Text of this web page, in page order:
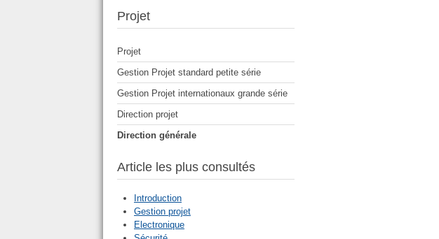
Projet
Projet
Gestion Projet standard petite série
Gestion Projet internationaux grande série
Direction projet
Direction générale
Article les plus consultés
Introduction
Gestion projet
Electronique